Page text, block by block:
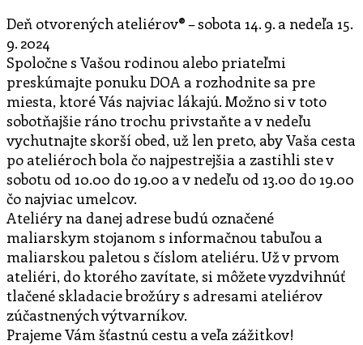
Deň otvorených ateliérov® – sobota 14. 9. a nedeľa 15.
9. 2024
Spoločne s Vašou rodinou alebo priateľmi
preskúmajte ponuku DOA a rozhodnite sa pre
miesta, ktoré Vás najviac lákajú. Možno si v toto
sobotňajšie ráno trochu privstaňte a v nedeľu
vychutnajte skorší obed, už len preto, aby Vaša cesta
po ateliéroch bola čo najpestrejšia a zastihli ste v
sobotu od 10.00 do 19.00 a v nedeľu od 13.00 do 19.00
čo najviac umelcov.
Ateliéry na danej adrese budú označené
maliarskym stojanom s informačnou tabuľou a
maliarskou paletou s číslom ateliéru. Už v prvom
ateliéri, do ktorého zavítate, si môžete vyzdvihnúť
tlačené skladacie brožúry s adresami ateliérov
zúčastnených výtvarníkov.
Prajeme Vám šťastnú cestu a veľa zážitkov!